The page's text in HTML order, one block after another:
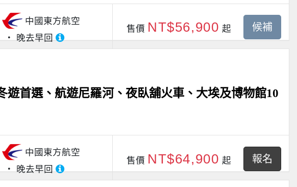
中國東方航空
晚去早回
售價 NT$56,900 起 候補
遊首選、航遊尼羅河、夜臥舖火車、大埃及博物館10
中國東方航空
晚去早回
售價 NT$64,900 起 報名